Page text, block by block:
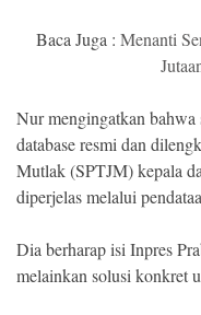
Baca Juga : Menanti
Nur mengingatkan
database resmi dan
Mutlak (SPTJM) kepala
diperjelas melalui
Dia berharap isi Inpres
melainkan solusi konkret